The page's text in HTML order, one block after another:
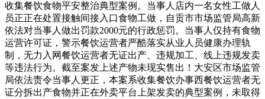
收集餐饮食物平安整治典型案例。当事人店内一名女性工做人
员正正在处置接触间接入口食物工做，自贡市市场监管局高新
依法对当事人做出罚款2000元的行政惩罚。当事人仅持有食物
运营许可证，警示餐饮运营者严酷落实从业人员健康办理轨
制，无力入网餐饮运营者无证出产、违规加工、线上违规发卖
等违法行为。截至案发上述产物未现实售出！大安区市场监管
局依法责令当事人更正，本案系收集餐饮办事西餐饮运营者无
证分拆出产食物并正在外卖平台上架发卖的典型案例，未取得